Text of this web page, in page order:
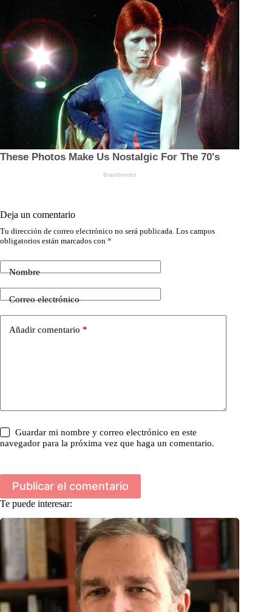
Deja un comentario
Tu dirección de correo electrónico no será publicada. Los campos
obligatorios están marcados con *
Nombre
Correo electrónico
Añadir comentario *
Guardar mi nombre y correo electrónico en este
navegador para la próxima vez que haga un comentario.
Publicar el comentario
Te puede interesar: